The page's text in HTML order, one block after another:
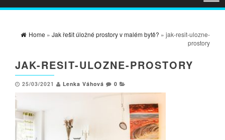
Home » Jak řešit úložné prostory v malém bytě? » jak-resit-ulozne-
prostory
JAK-RESIT-ULOZNE-PROSTORY
25/03/2021 Lenka Váhová 0